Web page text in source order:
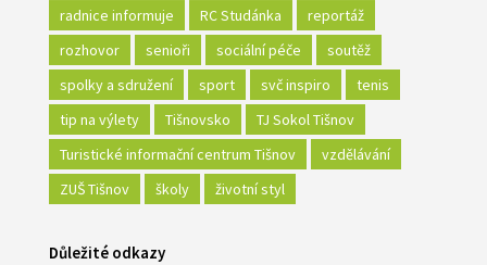
radnice informuje
RC Studánka
reportáž
rozhovor
senioři sociální péče
soutěž
spolky a sdružení
sport svč inspiro
tenis
tip na výlety
Tišnovsko
TJ Sokol Tišnov
Turistické informační centrum Tišnov
vzdělávání
ZUŠ Tišnov
školy životní styl
Důležité odkazy